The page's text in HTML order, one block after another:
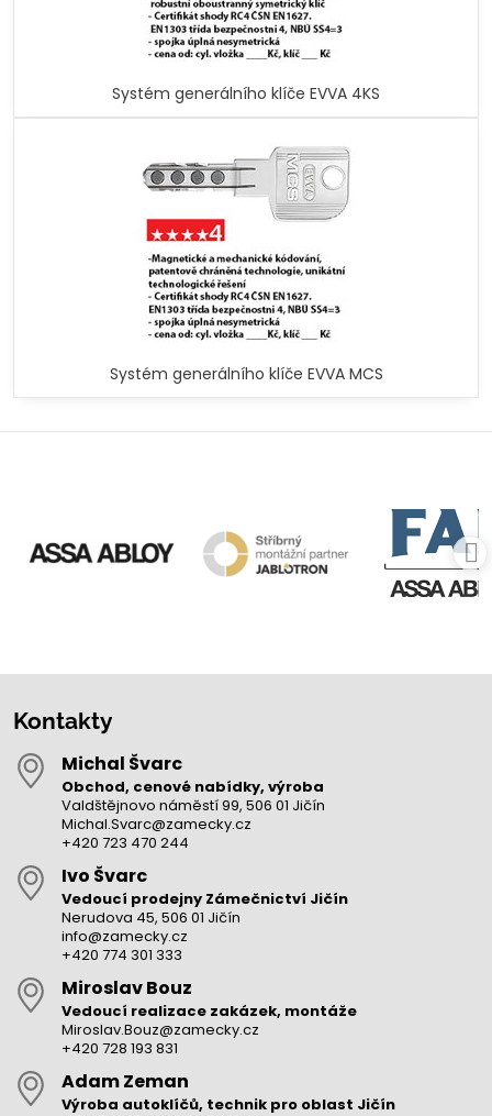
Systém generálního klíče EVVA 4KS
Systém generálního klíče EVVA MCS
Kontakty
Michal Švarc
Obchod, cenové nabídky, výroba
Valdštějnovo náměstí 99, 506 01 Jičín
Michal.Svarc@zamecky.cz
+420 723 470 244
Ivo Švarc
Vedoucí prodejny Zámečnictví Jičín
Nerudova 45, 506 01 Jičín
info@zamecky.cz
+420 774 301 333
Miroslav Bouz
Vedoucí realizace zakázek, montáže
Miroslav.Bouz@zamecky.cz
+420 728 193 831
Adam Zeman
Výroba autoklíčů, technik pro oblast Jičín